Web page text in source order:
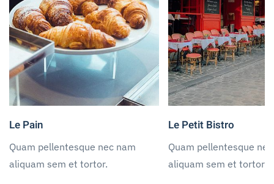
Le Pain
Quam pellentesque nec nam
aliquam sem et tortor.
Le Petit Bistro
Quam pellentesque
aliquam sem et tortor.